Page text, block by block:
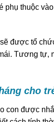
phụ thuộc
được tổ
Tương tự,
cho
con được